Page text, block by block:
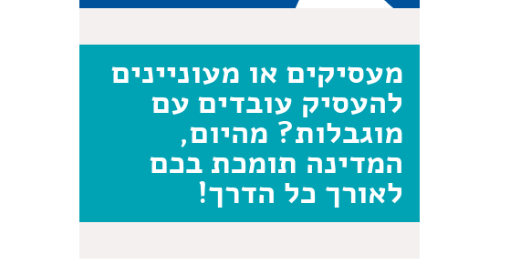
מעסיקים או מעוניינים
להעסיק עובדים עם
מוגבלות? מהיום,
המדינה תומכת בכם
לאורך כל הדרך!